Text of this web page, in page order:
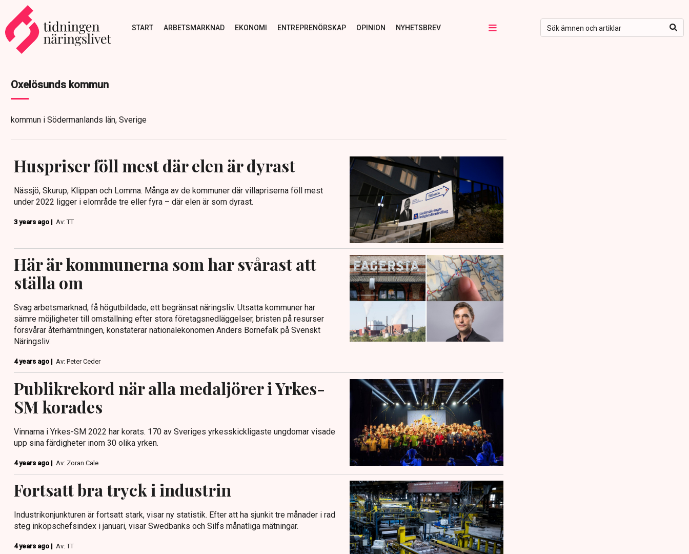
START ARBETSMARKNAD EKONOMI ENTREPRENÖRSKAP OPINION NYHETSBREV
Oxelösunds kommun
kommun i Södermanlands län, Sverige
Huspriser föll mest där elen är dyrast
Nässjö, Skurup, Klippan och Lomma. Många av de kommuner där villapriserna föll mest
under 2022 ligger i elområde tre eller fyra – där elen är som dyrast.
3 years ago | Av: TT
Här är kommunerna som har svårast att
ställa om
Svag arbetsmarknad, få högutbildade, ett begränsat näringsliv. Utsatta kommuner har
sämre möjligheter till omställning efter stora företagsnedläggelser, bristen på resurser
försvårar återhämtningen, konstaterar nationalekonomen Anders Bornefalk på Svenskt
Näringsliv.
4 years ago | Av: Peter Ceder
Publikrekord när alla medaljörer i Yrkes-
SM korades
Vinnarna i Yrkes-SM 2022 har korats. 170 av Sveriges yrkesskickligaste ungdomar visade
upp sina färdigheter inom 30 olika yrken.
4 years ago | Av: Zoran Cale
Fortsatt bra tryck i industrin
Industrikonjunkturen är fortsatt stark, visar ny statistik. Efter att ha sjunkit tre månader i rad
steg inköpschefsindex i januari, visar Swedbanks och Silfs månatliga mätningar.
4 years ago | Av: TT